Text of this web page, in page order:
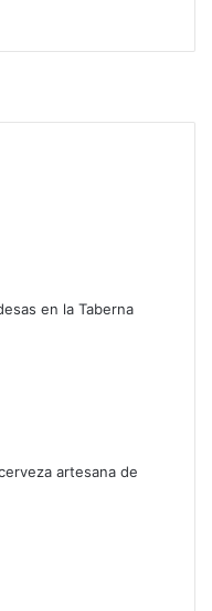
en la Taberna
artesana de